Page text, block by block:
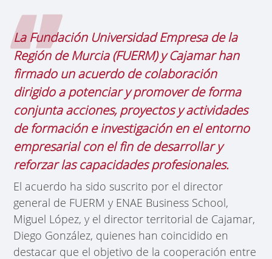
La Fundación Universidad Empresa de la
Región de Murcia (FUERM) y Cajamar han
firmado un acuerdo de colaboración
dirigido a potenciar y promover de forma
conjunta acciones, proyectos y actividades
de formación e investigación en el entorno
empresarial con el fin de desarrollar y
reforzar las capacidades profesionales.
El acuerdo ha sido suscrito por el director
general de FUERM y ENAE Business School,
Miguel López, y el director territorial de Cajamar,
Diego González, quienes han coincidido en
destacar que el objetivo de la cooperación entre